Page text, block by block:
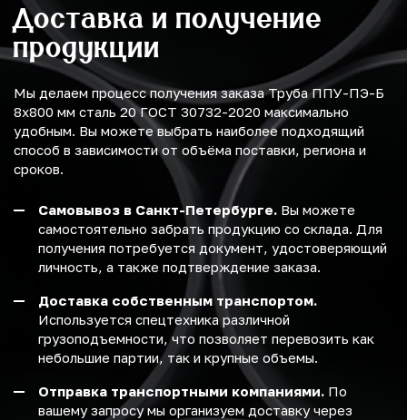
Доставка и получение
продукции
Мы делаем процесс получения заказа Труба ППУ-ПЭ-Б
8х800 мм сталь 20 ГОСТ 30732-2020 максимально
удобным. Вы можете выбрать наиболее подходящий
способ в зависимости от объёма поставки, региона и
сроков.
Самовывоз в Санкт-Петербурге. Вы можете
самостоятельно забрать продукцию со склада. Для
получения потребуется документ, удостоверяющий
личность, а также подтверждение заказа.
Доставка собственным транспортом.
Используется спецтехника различной
грузоподъемности, что позволяет перевозить как
небольшие партии, так и крупные объемы.
Отправка транспортными компаниями. По
вашему запросу мы организуем доставку через